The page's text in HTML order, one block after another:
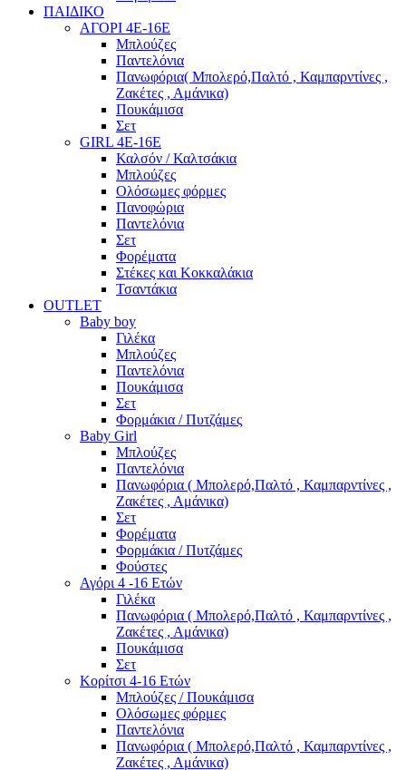
ΠΑΙΔΙΚΟ
ΑΓΟΡΙ 4Ε-16Ε
Μπλούζες
Παντελόνια
Πανωφόρια( Μπολερό,Παλτό , Καμπαρντίνες ,
Ζακέτες , Αμάνικα)
Πουκάμισα
Σετ
GIRL 4Ε-16Ε
Καλσόν / Καλτσάκια
Μπλούζες
Ολόσωμες φόρμες
Πανοφώρια
Παντελόνια
Σετ
Φορέματα
Στέκες και Κοκκαλάκια
Τσαντάκια
OUTLET
Baby boy
Γιλέκα
Μπλούζες
Παντελόνια
Πουκάμισα
Σετ
Φορμάκια / Πυτζάμες
Baby Girl
Μπλούζες
Παντελόνια
Πανωφόρια ( Μπολερό,Παλτό , Καμπαρντίνες ,
Ζακέτες , Αμάνικα)
Σετ
Φορέματα
Φορμάκια / Πυτζάμες
Φούστες
Αγόρι 4 -16 Ετών
Γιλέκα
Πανωφόρια ( Μπολερό,Παλτό , Καμπαρντίνες ,
Ζακέτες , Αμάνικα)
Πουκάμισα
Σετ
Κορίτσι 4-16 Ετών
Μπλούζες / Πουκάμισα
Ολόσωμες φόρμες
Παντελόνια
Πανωφόρια ( Μπολερό,Παλτό , Καμπαρντίνες ,
Ζακέτες , Αμάνικα)